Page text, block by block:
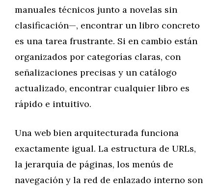
manuales técnicos junto a novelas sin
clasificación—, encontrar un libro concreto
es una tarea frustrante. Si en cambio están
organizados por categorías claras, con
señalizaciones precisas y un catálogo
actualizado, encontrar cualquier libro es
rápido e intuitivo.
Una web bien arquitecturada funciona
exactamente igual. La estructura de URLs,
la jerarquía de páginas, los menús de
navegación y la red de enlazado interno son